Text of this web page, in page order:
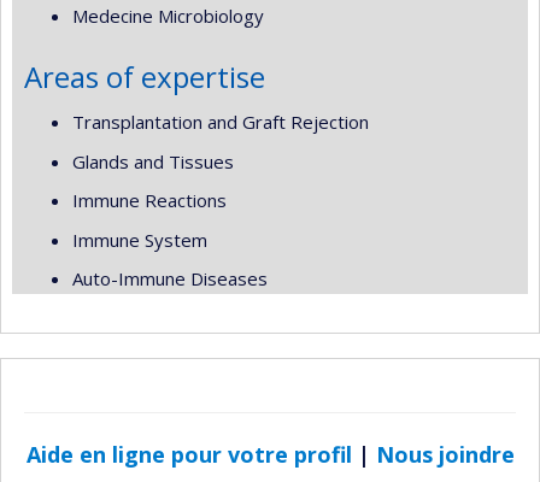
Medecine Microbiology
Areas of expertise
Transplantation and Graft Rejection
Glands and Tissues
Immune Reactions
Immune System
Auto-Immune Diseases
Aide en ligne pour votre profil | Nous joindre